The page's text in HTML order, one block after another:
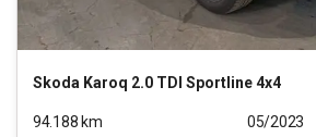
Skoda Karoq 2.0 TDI Sportline 4x4
94.188 km
05/2023